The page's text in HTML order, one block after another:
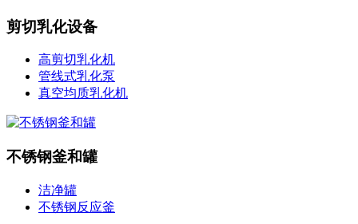
剪切乳化设备
高剪切乳化机
管线式乳化泵
真空均质乳化机
不锈钢釜和罐
洁净罐
不锈钢反应釜